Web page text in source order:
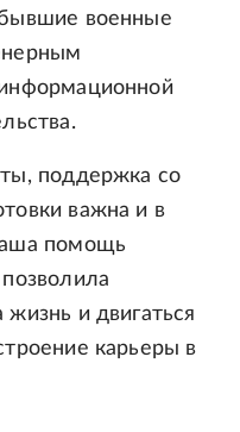
военные
поддержка со
важна и в
помощь
и двигаться
карьеры в